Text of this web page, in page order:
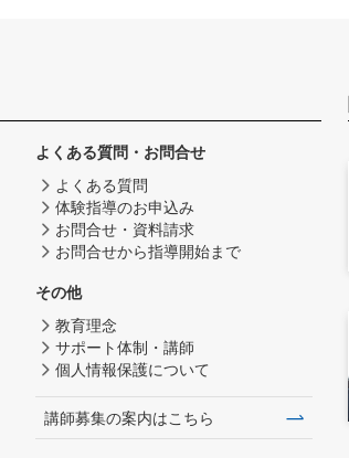
よくある質問・お問合せ
よくある質問
体験指導のお申込み
お問合せ・資料請求
お問合せから指導開始まで
その他
教育理念
サポート体制・講師
個人情報保護について
講師募集の案内はこちら